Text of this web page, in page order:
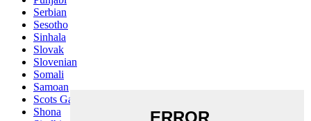
Serbian
Sesotho
Sinhala
Slovak
Slovenian
Somali
Samoan
Scots Gaelic
Shona